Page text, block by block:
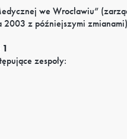
we Wrocławiu”
z późniejszymi
1
zespoły: